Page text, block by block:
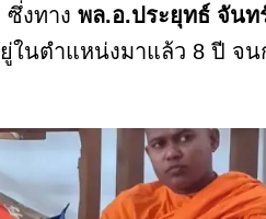
ซึ่งทาง พล.อ.ประยุทธ์ จันท
นตำแหน่งมาแล้ว 8 ปี จน